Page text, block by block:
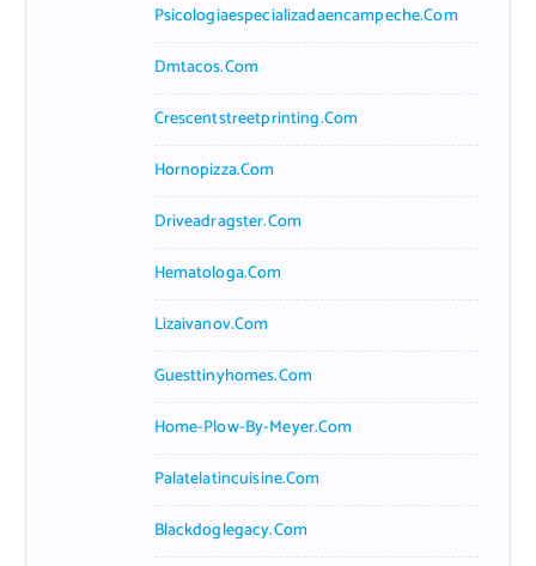
Psicologiaespecializadaencampeche.com
Dmtacos.com
Crescentstreetprinting.com
Hornopizza.com
Driveadragster.com
Hematologa.com
Lizaivanov.com
Guesttinyhomes.com
Home-Plow-By-Meyer.com
Palatelatincuisine.com
Blackdoglegacy.com